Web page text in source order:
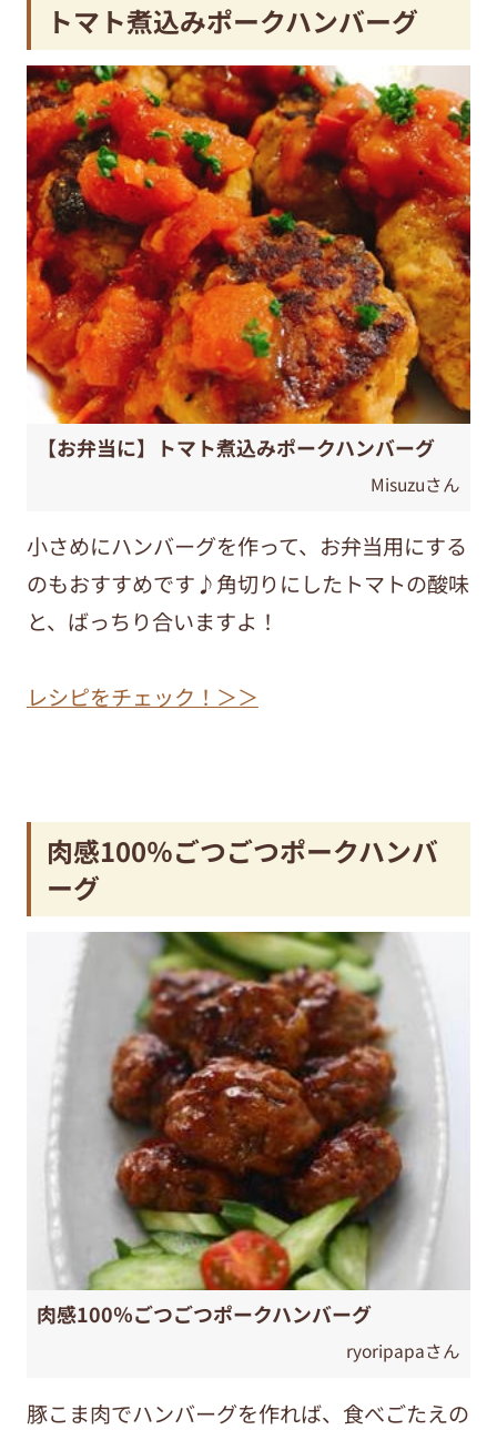
トマト煮込みポークハンバーグ
【お弁当に】トマト煮込みポークハンバーグ
Misuzuさん
小さめにハンバーグを作って、お弁当用にする
のもおすすめです♪角切りにしたトマトの酸味
と、ばっちり合いますよ！
レシピをチェック！＞＞
肉感100％ごつごつポークハンバ
ーグ
肉感100％ごつごつポークハンバーグ
ryoripapaさん
豚こま肉でハンバーグを作れば、食べごたえの